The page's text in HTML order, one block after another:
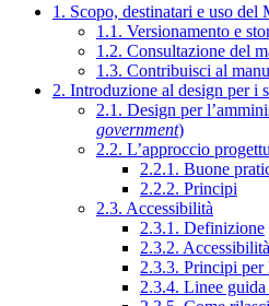
1. Scopo, destinatari e uso del
1.1. Versionamento e
1.2. Consultazione del
1.3. Contribuisci al
2. Introduzione al design per i
2.1. Design per
government)
2.2. L’approccio
2.2.1. Buone
2.2.2. Principi
2.3. Accessibilità
2.3.1. Definizione
2.3.2.
2.3.3. Principi per
2.3.4. Linee